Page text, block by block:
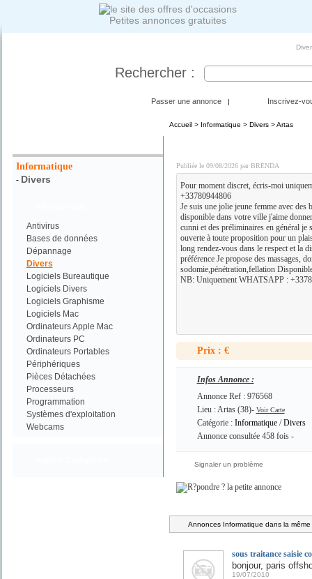
Petites annonces gratuites
Rechercher :
Passer une annonce | Inscrivez-
Informatique
- Divers
Antivirus
Bases de données
Dépannage
Divers
Logiciels Bureautique
Logiciels Divers
Logiciels Graphisme
Logiciels Mac
Ordinateurs Apple Mac
Ordinateurs PC
Ordinateurs Portables
Périphériques
Pièces Détachées
Processeurs
Programmation
Systèmes d'exploitation
Webcams
Accueil> Informatique > Divers> Artas
Publiée le 09/08/2026 par BRENDA
Pour moment discret, écris-moi
+33780944806
Je suis une jolie jeune femme avec des
disponible dans votre ville j'aime
cunni et des préliminaires en général je
ouverte à toute proposition pour un
long rendez-vous dans le respect et la
préférence Je propose des massages,
sodomie,pénétration,fellation
NB: Uniquement WHATSAPP :
Prix : €
Infos Annonce :
Annonce Ref : 976568
Lieu : Artas (38)- Voir Carte
Catégorie : Informatique/Divers
Annonce consultée 458 fois -
Signaler un problème
Annonces Informatique dans la
sous traitance saisie
bonjour, paris
19/07/2010